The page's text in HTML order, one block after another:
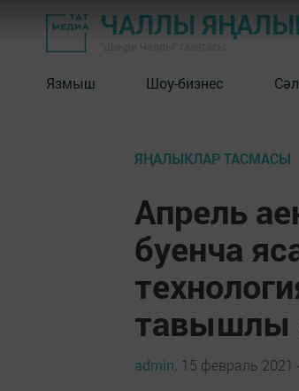
ЧАЛЛЫ
Язмыш Шоу-бизнес
ЯҢАЛЫКЛАР ТАСМАСЫ
Апрель
буенча
тавышлы
admin, 15 февраль 2021